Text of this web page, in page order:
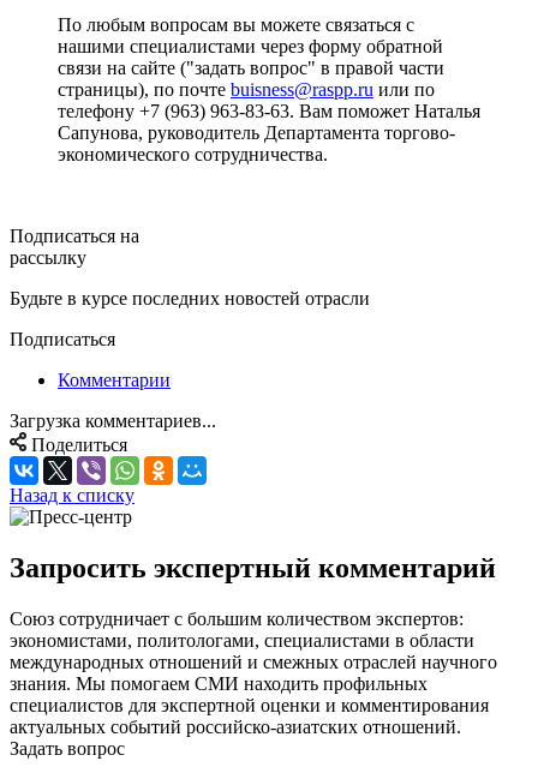
По любым вопросам вы можете связаться с
нашими специалистами через форму обратной
связи на сайте ("задать вопрос" в правой части
страницы), по почте buisness@raspp.ru или по
телефону +7 (963) 963-83-63. Вам поможет Наталья
Сапунова, руководитель Департамента торгово-
экономического сотрудничества.
Подписаться на
рассылку
Будьте в курсе последних новостей отрасли
Подписаться
Комментарии
Загрузка комментариев...
Поделиться
Назад к списку
Запросить экспертный комментарий
Союз сотрудничает с большим количеством экспертов:
экономистами, политологами, специалистами в области
международных отношений и смежных отраслей научного
знания. Мы помогаем СМИ находить профильных
специалистов для экспертной оценки и комментирования
актуальных событий российско-азиатских отношений.
Задать вопрос